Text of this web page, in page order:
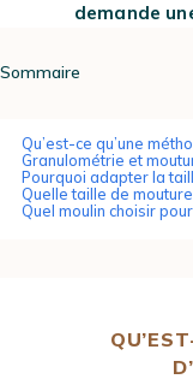
demande
Sommaire
Qu’est-ce qu’une
Granulométrie et
Pourquoi adapter la
Quelle taille de mouture
Quel moulin choisir